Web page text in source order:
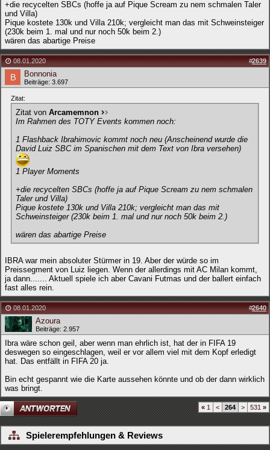
+die recycelten SBCs (hoffe ja auf Pique Scream zu nem schmalen Taler
und Villa)
Pique kostete 130k und Villa 210k; vergleicht man das mit Schweinsteiger
(230k beim 1. mal und nur noch 50k beim 2.)
wären das abartige Preise
08.01.2020 #2639
Bonnonia
Beiträge: 3.697
Zitat:
Zitat von Arcamemnon
Im Rahmen des TOTY Events kommen noch:
1 Flashback Ibrahimovic kommt noch neu (Anscheinend wurde die
David Luiz SBC im Spanischen mit dem Text von Ibra versehen)
1 Player Moments
+die recycelten SBCs (hoffe ja auf Pique Scream zu nem schmalen
Taler und Villa)
Pique kostete 130k und Villa 210k; vergleicht man das mit
Schweinsteiger (230k beim 1. mal und nur noch 50k beim 2.)
wären das abartige Preise
IBRA war mein absoluter Stürmer in 19. Aber der würde so im
Preissegment von Luiz liegen. Wenn der allerdings mit AC Milan kommt,
ja dann....... Aktuell spiele ich aber Cavani Futmas und der ballert einfach
fast alles rein.
08.01.2020 #2640
Azoura
Beiträge: 2.957
Ibra wäre schon geil, aber wenn man ehrlich ist, hat der in FIFA 19
deswegen so eingeschlagen, weil er vor allem viel mit dem Kopf erledigt
hat. Das entfällt in FIFA 20 ja.
Bin echt gespannt wie die Karte aussehen könnte und ob der dann wirklich
was bringt.
« 1 < 264 > 531 »
Spielerempfehlungen & Reviews